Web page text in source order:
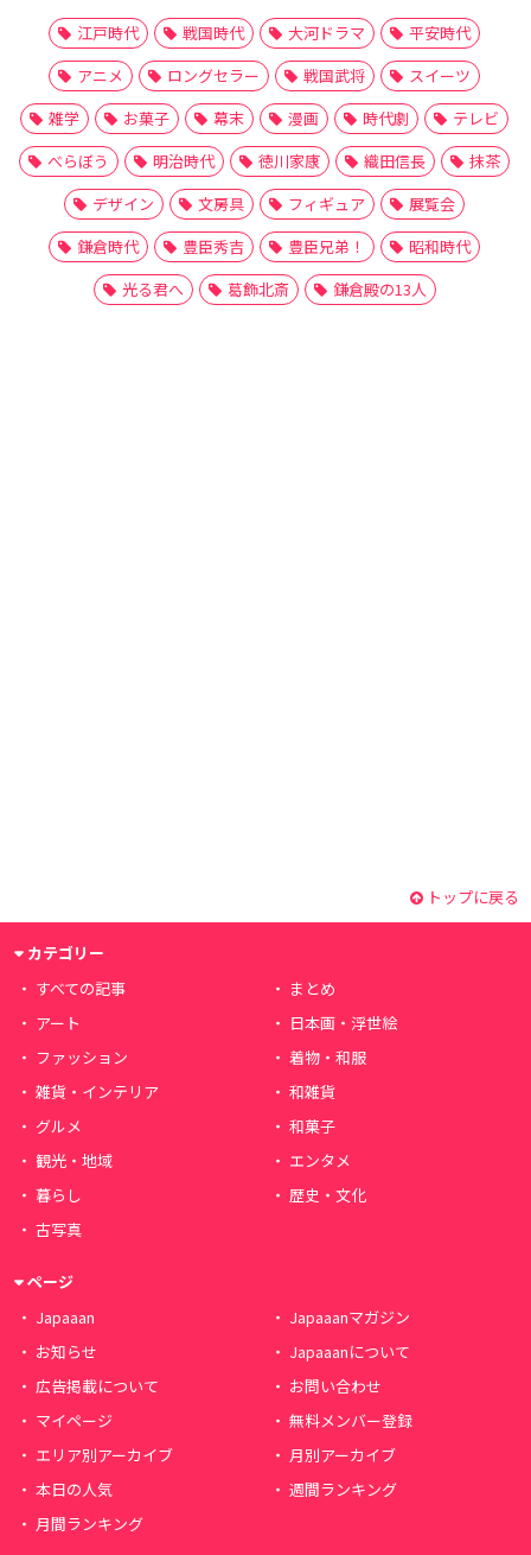
江戸時代 戦国時代 大河ドラマ
平安時代
アニメ
ロングセラー 戦国武将
スイーツ
雑学
お菓子 幕末 漫画 時代劇
テレビ
べらぼう
明治時代 徳川家康 織田信長
抹茶
デザイン
文房具 フィギュア
展覧会
鎌倉時代
豊臣秀吉 豊臣兄弟！
昭和時代
光る君へ
葛飾北斎 鎌倉殿の13人
トップに戻る
カテゴリー
すべての記事
まとめ
アート
日本画・浮世絵
ファッション
着物・和服
雑貨・インテリア
和雑貨
グルメ
和菓子
観光・地域
エンタメ
暮らし
歴史・文化
古写真
ページ
Japaaan
Japaaanマガジン
お知らせ
Japaaanについて
広告掲載について
お問い合わせ
マイページ
無料メンバー登録
エリア別アーカイブ
月別アーカイブ
本日の人気
週間ランキング
月間ランキング